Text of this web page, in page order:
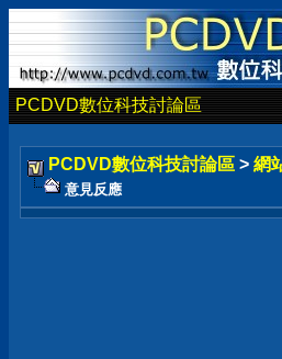
PCDVD數位科技討論區
PCDVD數位科技討論區 > 網
意見反應